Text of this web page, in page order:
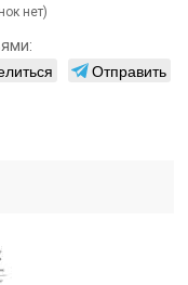
нет)
Отправить